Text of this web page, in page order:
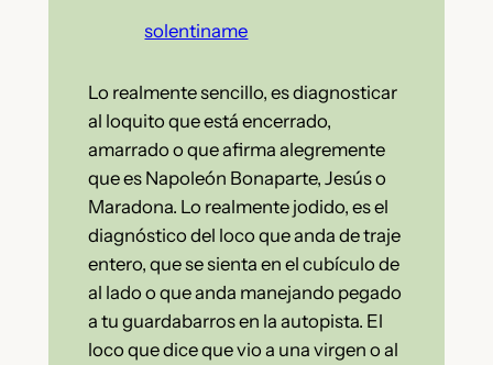
solentiname
Lo realmente sencillo, es diagnosticar
al loquito que está encerrado,
amarrado o que afirma alegremente
que es Napoleón Bonaparte, Jesús o
Maradona. Lo realmente jodido, es el
diagnóstico del loco que anda de traje
entero, que se sienta en el cubículo de
al lado o que anda manejando pegado
a tu guardabarros en la autopista. El
loco que dice que vio a una virgen o al